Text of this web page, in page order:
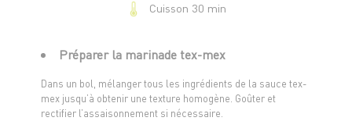
- 2 c. à soupe d’huile d’oliveCuisson 30 min
Préparer la marinade tex-mex
Dans un bol, mélanger tous les ingrédients de la sauce tex-
mex jusqu’à obtenir une texture homogène. Goûter et
rectifier l’assaisonnement si nécessaire.